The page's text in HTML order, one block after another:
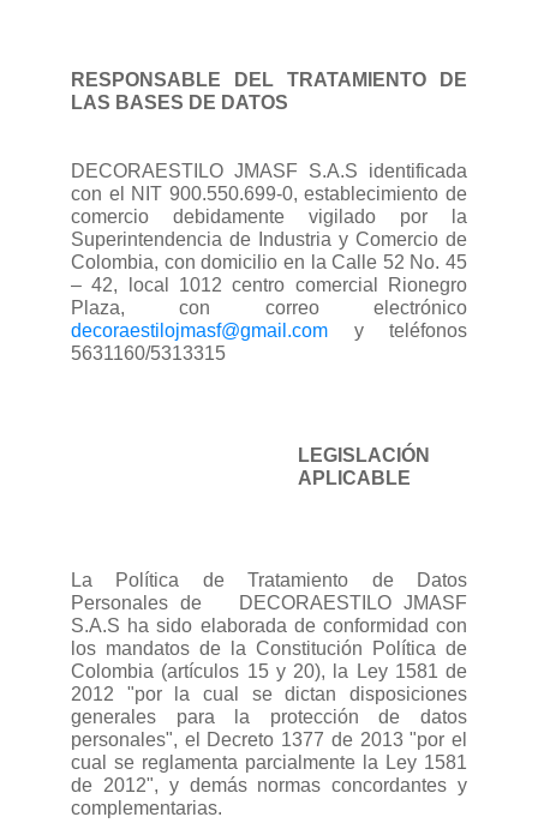
RESPONSABLE DEL TRATAMIENTO DE
LAS BASES DE DATOS
DECORAESTILO JMASF S.A.S identificada
con el NIT 900.550.699-0, establecimiento de
comercio debidamente vigilado por la
Superintendencia de Industria y Comercio de
Colombia, con domicilio en la Calle 52 No. 45
– 42, local 1012 centro comercial Rionegro
Plaza, con correo electrónico
decoraestilojmasf@gmail.com y teléfonos
5631160/5313315
LEGISLACIÓN
APLICABLE
La Política de Tratamiento de Datos
Personales de
DECORAESTILO JMASF
S.A.S ha sido elaborada de conformidad con
los mandatos de la Constitución Política de
Colombia (artículos 15 y 20), la Ley 1581 de
2012 "por la cual se dictan disposiciones
generales para la protección de datos
personales", el Decreto 1377 de 2013 "por el
cual se reglamenta parcialmente la Ley 1581
de 2012", y demás normas concordantes y
complementarias.